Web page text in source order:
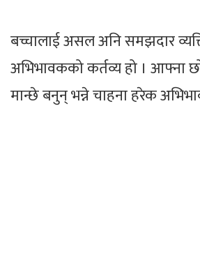
बच्चालाई असल अनि समझदार
अभिभावकको कर्तव्य हो । आफ्ना
मान्छे बनुन् भन्ने चाहना हरेक